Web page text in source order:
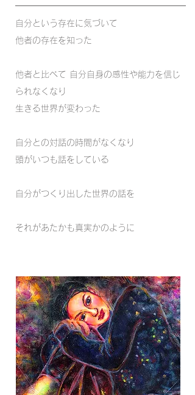
自分という存在に気づいて
他者の存在を知った
他者と比べて 自分自身の感性や能力を信じ
られなくなり
生きる世界が変わった
自分との対話の時間がなくなり
頭がいつも話をしている
自分がつくり出した世界の話を
それがあたかも真実かのように